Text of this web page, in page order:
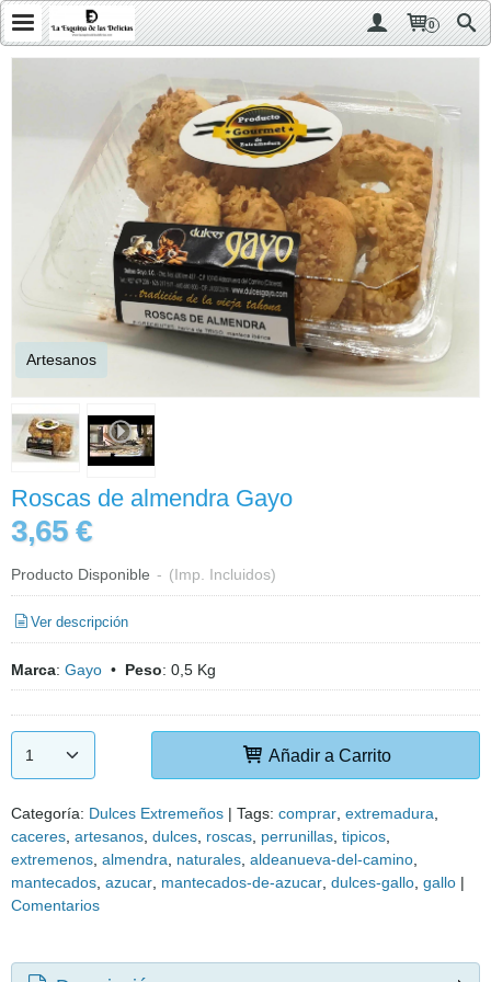
0
Artesanos
Roscas de almendra Gayo
3,65 €
Producto Disponible - (Imp. Incluidos)
Ver descripción
Marca: Gayo • Peso: 0,5 Kg
Añadir a Carrito
Categoría: Dulces Extremeños | Tags: comprar extremadura
caceres artesanos dulces roscas perrunillas tipicos
extremenos almendra naturales aldeanueva-del-camino
mantecados azucar mantecados-de-azucar dulces-gallo gallo |
Comentarios